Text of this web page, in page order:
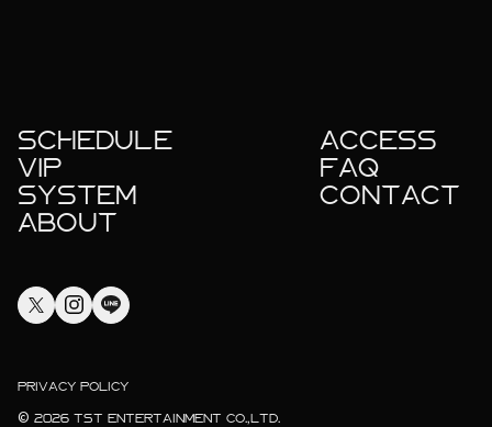
SCHEDULE
ACCESS
VIP
FAQ
SYSTEM
CONTACT
ABOUT
PRIVACY POLICY
© 2026 TST ENTERTAINMENT CO.,LTD.